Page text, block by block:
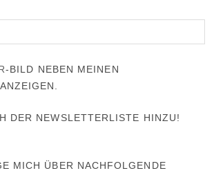
-BILD NEBEN MEINEN
DER NEWSLETTERLISTE HINZU!
MICH ÜBER NACHFOLGENDE